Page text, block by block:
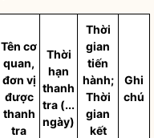
Tên cơ
quan,
đơn vị
được
thanh
tra
Thời
hạn
thanh
tra (...
ngày)
Thời
gian
tiến
hành;
Thời
gian
kết
Ghi
chú